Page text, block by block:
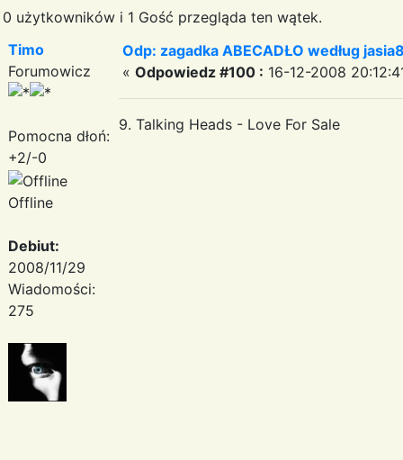
0 użytkowników i 1 Gość przegląda ten wątek.
Timo
Forumowicz
Pomocna dłoń:
+2/-0
Offline
Debiut:
2008/11/29
Wiadomości:
275
Odp: zagadka ABECADŁO według
« Odpowiedz #100 : 16-12-2008
9. Talking Heads - Love For Sale